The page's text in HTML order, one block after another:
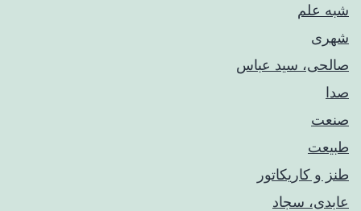
شبه علم
شهری
صالحی، سید عباس
صدا
صنعت
طبیعت
طنز و کاریکاتور
عابدی، سجاد